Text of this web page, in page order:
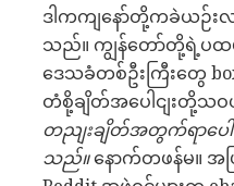
ဒါကကျနော်တို့ကခဲယဉ်း
သည်။ ကျွန်တော်တို့ရဲ့ပထမ
ဒေသခံတစ်ဦးကြီးတွေ
တံစို့ချိတ်အပေါငျးတို့သ
တညျးချိတ်အတွက်ရာပေါင်
သည်။နောက်တဖန်မ။ အဖြ